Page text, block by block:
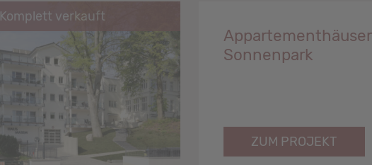
Komplett verkauft
Appartementhäuser
Sonnenpark
ZUM PROJEKT